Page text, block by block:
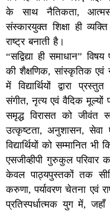
के साथ नैतिकता,
संस्कारयुक्त शिक्षा ही
राष्ट्र बनाती है।
“सद्विद्या ही समाधान” विषय
की शैक्षणिक, सांस्कृतिक एवं
में विद्यार्थियों द्वारा
संगीत, नृत्य एवं वैदिक मूल्यों
समृद्ध विरासत को जीवंत
उत्कृष्टता, अनुशासन,
विद्यार्थियों को सम्मानित भी
एसजीव्हीपी गुरुकुल परिवार
केवल पाठ्यपुस्तकों तक
करुणा, पर्यावरण चेतना एवं
प्रतिस्पर्धात्मक युग में,